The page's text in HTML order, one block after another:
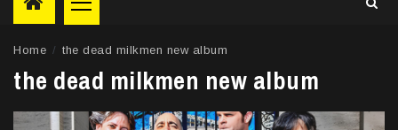
Primary
Menu
Home the dead milkmen new album
the dead milkmen new album